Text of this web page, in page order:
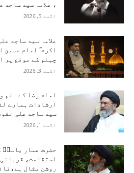
، علامہ سید ساجد
اگست 5, 2026
علامہ سید ساجد
اکرم ۖ امام حسین
چہلم کے موقع پر
اگست 3, 2026
امام رضا کے علم
ارشادات ہمارے
سید ساجد علی
اگست 1, 2026
حضرت عمار یاسرؑ
استقامت،
روشن مثال